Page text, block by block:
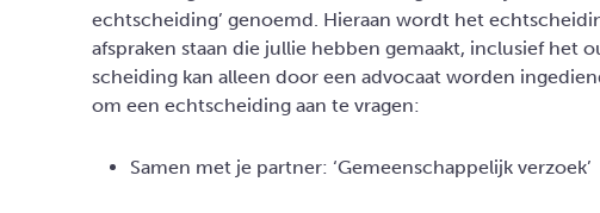
echtscheiding’ genoemd. Hieraan wordt het
afspraken staan die jullie hebben gemaakt, inclusief het
scheiding kan alleen door een advocaat worden
om een echtscheiding aan te vragen:
Samen met je partner: ‘Gemeenschappelijk verzoek’